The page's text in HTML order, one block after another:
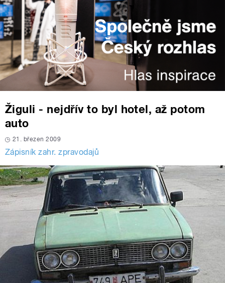
Žiguli - nejdřív to byl hotel, až potom
auto
21. březen 2009
Zápisník zahr. zpravodajů